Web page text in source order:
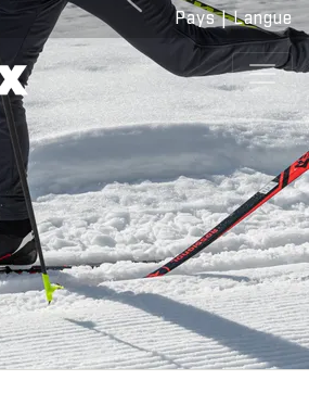
Pays|Langue